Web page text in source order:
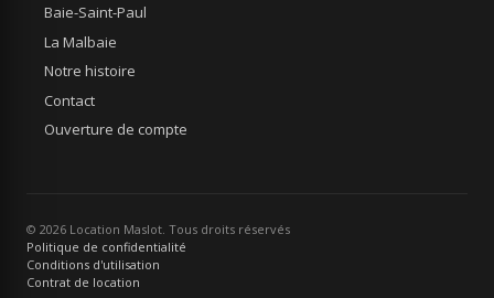
Baie-Saint-Paul
La Malbaie
Notre histoire
Contact
Ouverture de compte
© 2026 Location Maslot. Tous droits réservés
Politique de confidentialité
Conditions d'utilisation
Contrat de location